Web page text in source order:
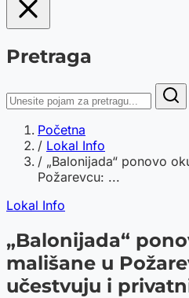
Pretraga
Početna
/ Lokal Info
/ „Balonijada“ ponovo
Požarevcu: ...
Lokal Info
„Balonijada“
mališane u
učestvuju i